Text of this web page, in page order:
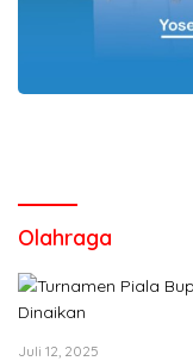
Olahraga
Juli 12, 2025